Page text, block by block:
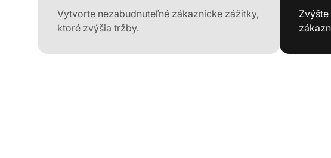
Vytvorte nezabudnuteľné zákaznícke zážitky,
ktoré zvýšia tržby.